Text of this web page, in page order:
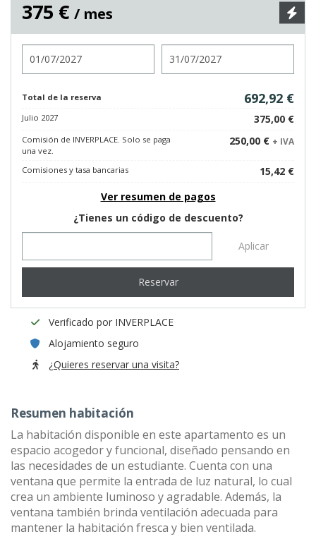
375 € / mes
Total de la reserva 692,92 €
Julio 2027 375,00 €
Comisión de INVERPLACE. Solo se paga
una vez.
250,00 € + IVA
Comisiones y tasa bancarias
15,42 €
Ver resumen de pagos
¿Tienes un código de descuento?
Aplicar
Reservar
Verificado por INVERPLACE
Alojamiento seguro
¿Quieres reservar una visita?
Resumen habitación
La habitación disponible en este apartamento es un
espacio acogedor y funcional, diseñado pensando en
las necesidades de un estudiante. Cuenta con una
ventana que permite la entrada de luz natural, lo cual
crea un ambiente luminoso y agradable. Además, la
ventana también brinda ventilación adecuada para
mantener la habitación fresca y bien ventilada.